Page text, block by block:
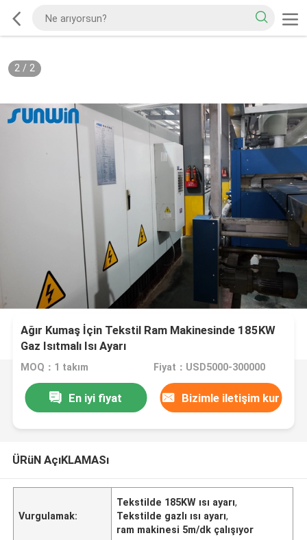
2/ 2
Ağır Kumaş İçin Tekstil Ram Makinesinde 185KW
Gaz Isıtmalı Isı Ayarı
MOQ：1 takım Fiyat：USD5000-300000
En iyi fiyat Bizimle iletişim kur
ÜRüN AçıKLAMASı
Vurgulamak:
Tekstilde 185KW ısı ayarı,
Tekstilde gazlı ısı ayarı,
ram makinesi 5m/dk çalışıyor